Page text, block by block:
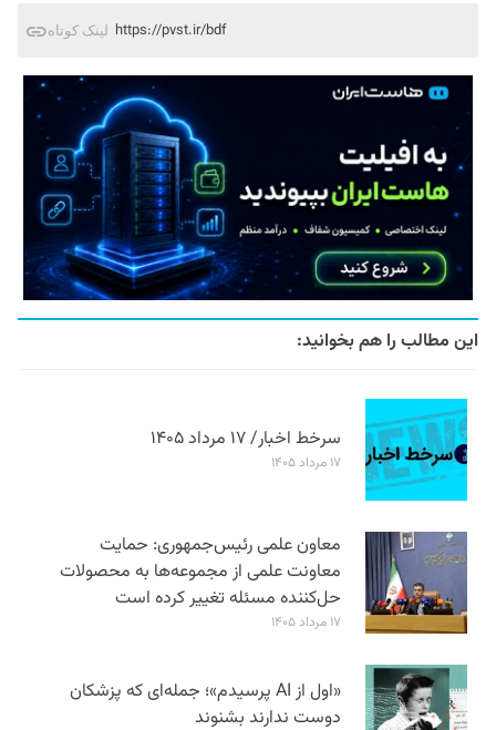
لینک کوتاه https://pvst.ir/bdf
این مطالب را هم بخوانید:
سرخط اخبار/ ۱۷ مرداد ۱۴۰۵
۱۷ مرداد ۱۴۰۵
معاون علمی رئیس‌جمهوری: حمایت
معاونت علمی از مجموعه‌ها به محصولات
حل‌کننده مسئله تغییر کرده است
۱۷ مرداد ۱۴۰۵
«اول از AI پرسیدم»؛ جمله‌ای که پزشکان
دوست ندارند بشنوند